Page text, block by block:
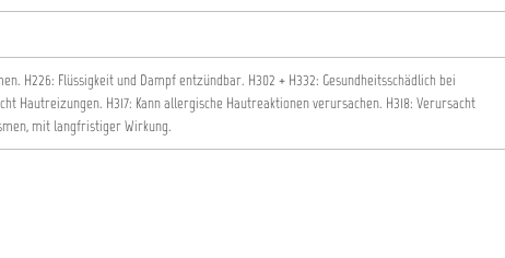
H226: Flüssigkeit und Dampf entzündbar. H302 + H332: Gesundheitsschädlich bei
Hautreizungen. H317: Kann allergische Hautreaktionen verursachen. H318: Verursacht
mit langfristiger Wirkung.